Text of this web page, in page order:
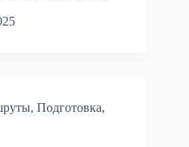
, Подготовка,